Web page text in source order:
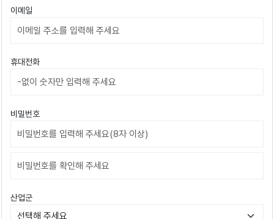
이메일
휴대전화
비밀번호
비밀번호확인
산업군